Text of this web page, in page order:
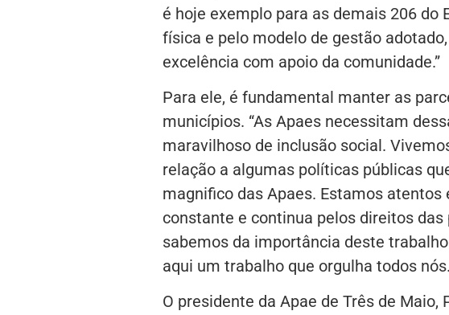
é hoje exemplo para as demais 206 do
física e pelo modelo de gestão
excelência com apoio da comunidade.”
Para ele, é fundamental manter as
municípios. “As Apaes necessitam
maravilhoso de inclusão social.
relação a algumas políticas públicas
magnifico das Apaes. Estamos
constante e continua pelos direitos
sabemos da importância deste
aqui um trabalho que orgulha todos
O presidente da Apae de Três de Maio,